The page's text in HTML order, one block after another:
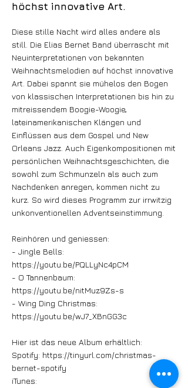
höchst innovative Art.
Diese stille Nacht wird alles andere als
still. Die Elias Bernet Band überrascht mit
Neuinterpretationen von bekannten
Weihnachtsmelodien auf höchst innovative
Art. Dabei spannt sie mühelos den Bogen
von klassischen Interpretationen bis hin zu
mitreissendem Boogie-Woogie,
lateinamerikanischen Klängen und
Einflüssen aus dem Gospel und New
Orleans Jazz. Auch Eigenkompositionen mit
persönlichen Weihnachtsgeschichten, die
sowohl zum Schmunzeln als auch zum
Nachdenken anregen, kommen nicht zu
kurz. So wird dieses Programm zur irrwitzig
unkonventionellen Adventseinstimmung.
Reinhören und geniessen:
- Jingle Bells:
https://youtu.be/PQLLyNc4pCM
- O Tannenbaum:
https://youtu.be/nitMuz9Zs-s
- Wing Ding Christmas:
https://youtu.be/wJ7_XBnGG3c
Hier ist das neue Album erhältlich:
Spotify: https://tinyurl.com/christmas-
bernet-spotify
iTunes: